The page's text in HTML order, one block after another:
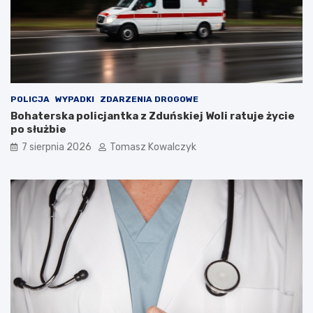
!
n
i
a
i
d
o
2
0
2
r
POLICJA WYPADKI ZDARZENIA DROGOWE
Bohaterska policjantka z Zduńskiej Woli ratuje życie
po służbie
7 sierpnia 2026 Tomasz Kowalczyk